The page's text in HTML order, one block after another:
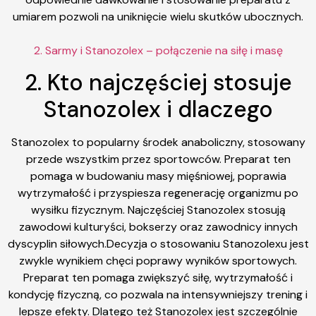
umiarem pozwoli na uniknięcie wielu skutków ubocznych.
2. Sarmy i Stanozolex – połączenie na siłę i masę
2. Kto najczęściej stosuje
Stanozolex i dlaczego
Stanozolex to popularny środek anaboliczny, stosowany
przede wszystkim przez sportowców. Preparat ten
pomaga w budowaniu masy mięśniowej, poprawia
wytrzymałość i przyspiesza regenerację organizmu po
wysiłku fizycznym. Najczęściej Stanozolex stosują
zawodowi kulturyści, bokserzy oraz zawodnicy innych
dyscyplin siłowych.Decyzja o stosowaniu Stanozolexu jest
zwykle wynikiem chęci poprawy wyników sportowych.
Preparat ten pomaga zwiększyć siłę, wytrzymałość i
kondycję fizyczną, co pozwala na intensywniejszy trening i
lepsze efekty. Dlatego też Stanozolex jest szczególnie